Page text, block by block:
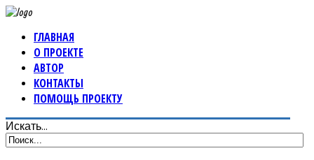
ГЛАВНАЯ
О ПРОЕКТЕ
АВТОР
КОНТАКТЫ
ПОМОЩЬ ПРОЕКТУ
Искать...